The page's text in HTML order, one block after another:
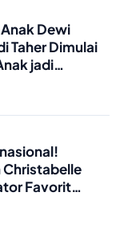
Dewi
Taher Dimulai
jadi
Christabelle
Favorit
Pop,